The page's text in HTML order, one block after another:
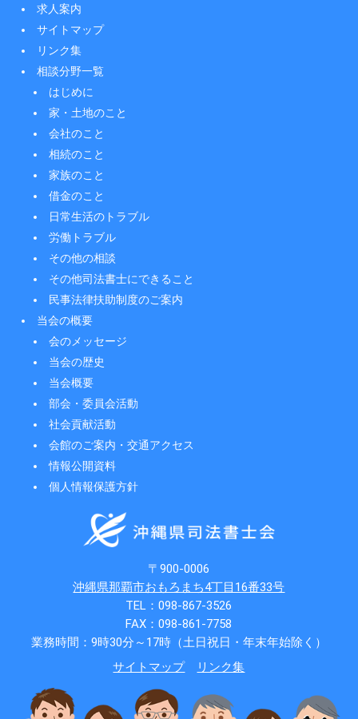
求人案内
サイトマップ
リンク集
相談分野一覧
はじめに
家・土地のこと
会社のこと
相続のこと
家族のこと
借金のこと
日常生活のトラブル
労働トラブル
その他の相談
その他司法書士にできること
民事法律扶助制度のご案内
当会の概要
会のメッセージ
当会の歴史
当会概要
部会・委員会活動
社会貢献活動
会館のご案内・交通アクセス
情報公開資料
個人情報保護方針
〒900-0006
沖縄県那覇市おもろまち4丁目16番33号
TEL：098-867-3526
FAX：098-861-7758
業務時間：9時30分～17時（土日祝日・年末年始除く）
サイトマップ
リンク集